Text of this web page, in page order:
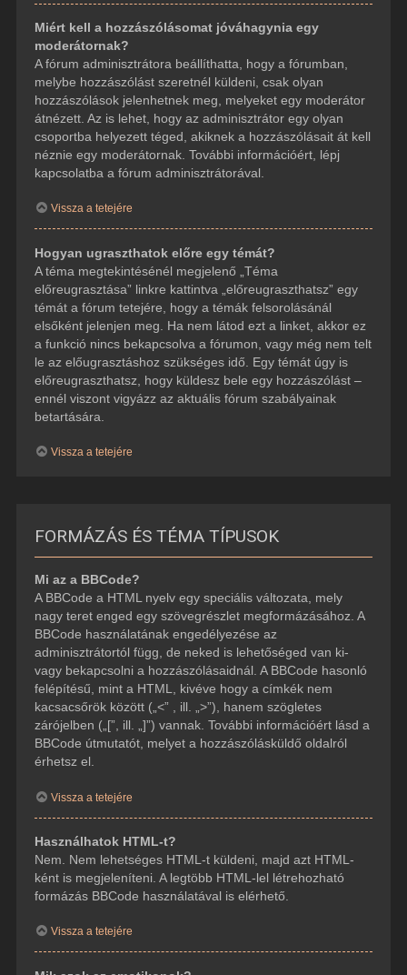
Miért kell a hozzászólásomat jóváhagynia egy
moderátornak?
A fórum adminisztrátora beállíthatta, hogy a fórumban,
melybe hozzászólást szeretnél küldeni, csak olyan
hozzászólások jelenhetnek meg, melyeket egy moderátor
átnézett. Az is lehet, hogy az adminisztrátor egy olyan
csoportba helyezett téged, akiknek a hozzászólásait át kell
néznie egy moderátornak. További információért, lépj
kapcsolatba a fórum adminisztrátorával.
Vissza a tetejére
Hogyan ugraszthatok előre egy témát?
A téma megtekintésénél megjelenő „Téma
előreugrasztása” linkre kattintva „előreugraszthatsz” egy
témát a fórum tetejére, hogy a témák felsorolásánál
elsőként jelenjen meg. Ha nem látod ezt a linket, akkor ez
a funkció nincs bekapcsolva a fórumon, vagy még nem telt
le az előugrasztáshoz szükséges idő. Egy témát úgy is
előreugraszthatsz, hogy küldesz bele egy hozzászólást –
ennél viszont vigyázz az aktuális fórum szabályainak
betartására.
Vissza a tetejére
FORMÁZÁS ÉS TÉMA TÍPUSOK
Mi az a BBCode?
A BBCode a HTML nyelv egy speciális változata, mely
nagy teret enged egy szövegrészlet megformázásához. A
BBCode használatának engedélyezése az
adminisztrátortól függ, de neked is lehetőséged van ki-
vagy bekapcsolni a hozzászólásaidnál. A BBCode hasonló
felépítésű, mint a HTML, kivéve hogy a címkék nem
kacsacsőrök között („<” , ill. „>”), hanem szögletes
zárójelben („[”, ill. „]”) vannak. További információért lásd a
BBCode útmutatót, melyet a hozzászólásküldő oldalról
érhetsz el.
Vissza a tetejére
Használhatok HTML-t?
Nem. Nem lehetséges HTML-t küldeni, majd azt HTML-
ként is megjeleníteni. A legtöbb HTML-lel létrehozható
formázás BBCode használatával is elérhető.
Vissza a tetejére